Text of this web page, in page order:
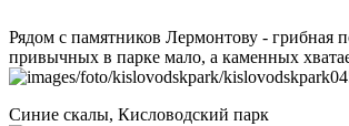
Рядом с памятников Лермонтову - грибная
привычных в парке мало, а каменных
Синие скалы, Кисловодский парк